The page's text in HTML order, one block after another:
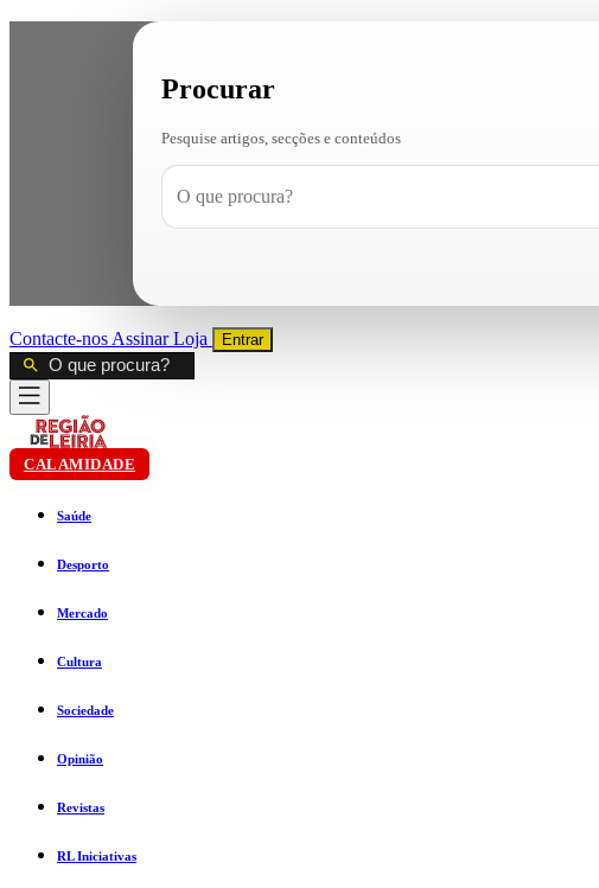
Procurar
Pesquise artigos, secções e conteúdos
Contacte-nos AssinarLoja Entrar
CALAMIDADE
Saúde
Desporto
Mercado
Cultura
Sociedade
Opinião
Revistas
RL Iniciativas